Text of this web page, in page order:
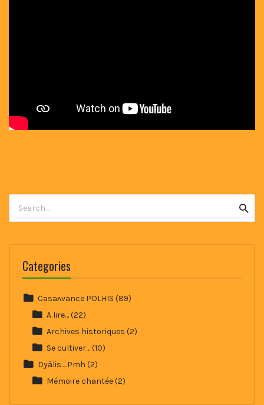
for:
Categories
Casaʌvance POLHIS (89)
A lire…(22)
Archives historiques (2)
Se cultiver…(10)
Dyàlis_Pmh (2)
Mémoire chantée(2)